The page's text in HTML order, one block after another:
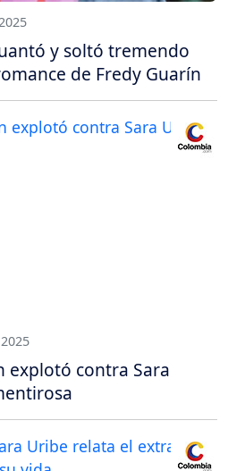
y soltó tremendo
de Fredy Guarín
explotó contra Sara